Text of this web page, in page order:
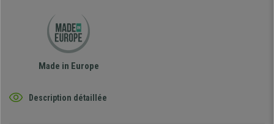
Made in Europe
Description détaillée